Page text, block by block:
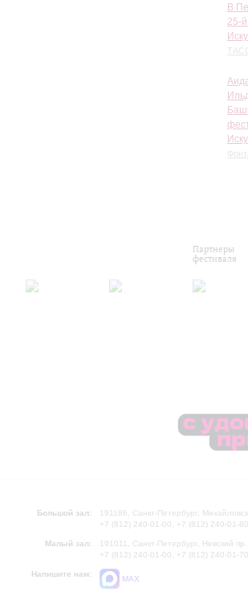
В
25-
ТАСС
Партнеры
фестиваля
Большой зал:
191186, Санкт-Петербург,
+7 (812) 240-01-00, +7 (812) 240-01-80
Малый зал:
191011, Санкт-Петербург, Невский
+7 (812) 240-01-00, +7 (812) 240-01-70
Напишите нам:
MAX